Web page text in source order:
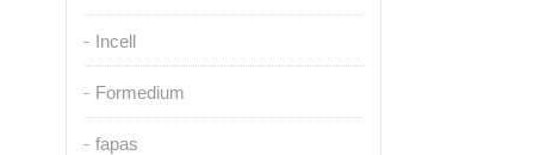
Incell
Formedium
fapas